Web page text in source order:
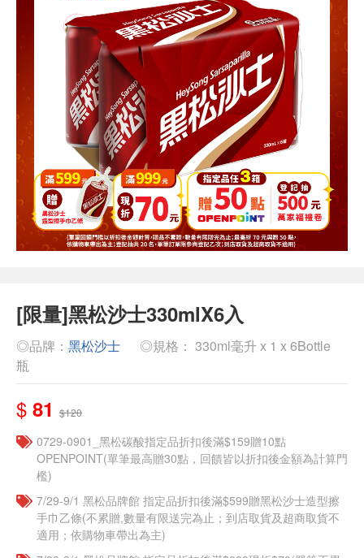
[限量]黑松沙士330mlX6入
◎品牌： 黑松沙士
◎規格： 330ml毫升 x 1 x 6Bottle
瓶
$ 81 $120
0729-0901_黑松碳酸指定品折扣後滿$159贈10點
OPENPOINT(單筆最高贈30點，回饋皆以折扣後金額為計算門
檻)
7/29-9/1 黑松品牌館 指定品折扣後滿$599贈黑松沙士造型擦
手巾乙條(不累贈,數量有限送完為止；到店取貨及超商取貨不
適用；依購物車帶出為主)